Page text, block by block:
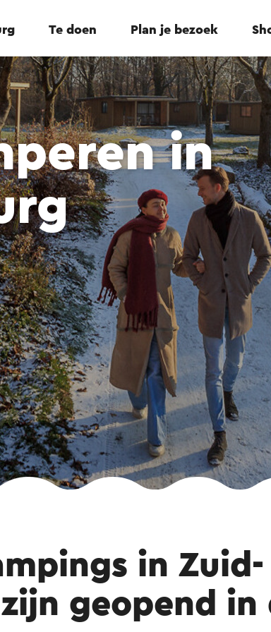
Te doen Plan je bezoek
in
in Zuid-
geopend in